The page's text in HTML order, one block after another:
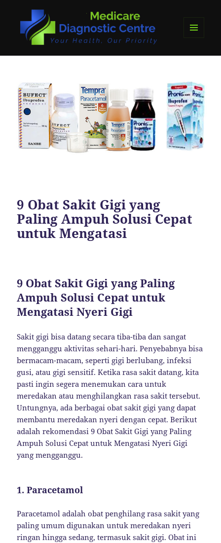
WIDGET
9 Obat Sakit Gigi yang
Paling Ampuh Solusi Cepat
untuk Mengatasi
9 Obat Sakit Gigi yang Paling
Ampuh Solusi Cepat untuk
Mengatasi Nyeri Gigi
Sakit gigi bisa datang secara tiba-tiba dan sangat
mengganggu aktivitas sehari-hari. Penyebabnya bisa
bermacam-macam, seperti gigi berlubang, infeksi
gusi, atau gigi sensitif. Ketika rasa sakit datang, kita
pasti ingin segera menemukan cara untuk
meredakan atau menghilangkan rasa sakit tersebut.
Untungnya, ada berbagai obat sakit gigi yang dapat
membantu meredakan nyeri dengan cepat. Berikut
adalah rekomendasi 9 Obat Sakit Gigi yang Paling
Ampuh Solusi Cepat untuk Mengatasi Nyeri Gigi
yang mengganggu.
1.Paracetamol
Paracetamol adalah obat penghilang rasa sakit yang
paling umum digunakan untuk meredakan nyeri
ringan hingga sedang, termasuk sakit gigi. Obat ini